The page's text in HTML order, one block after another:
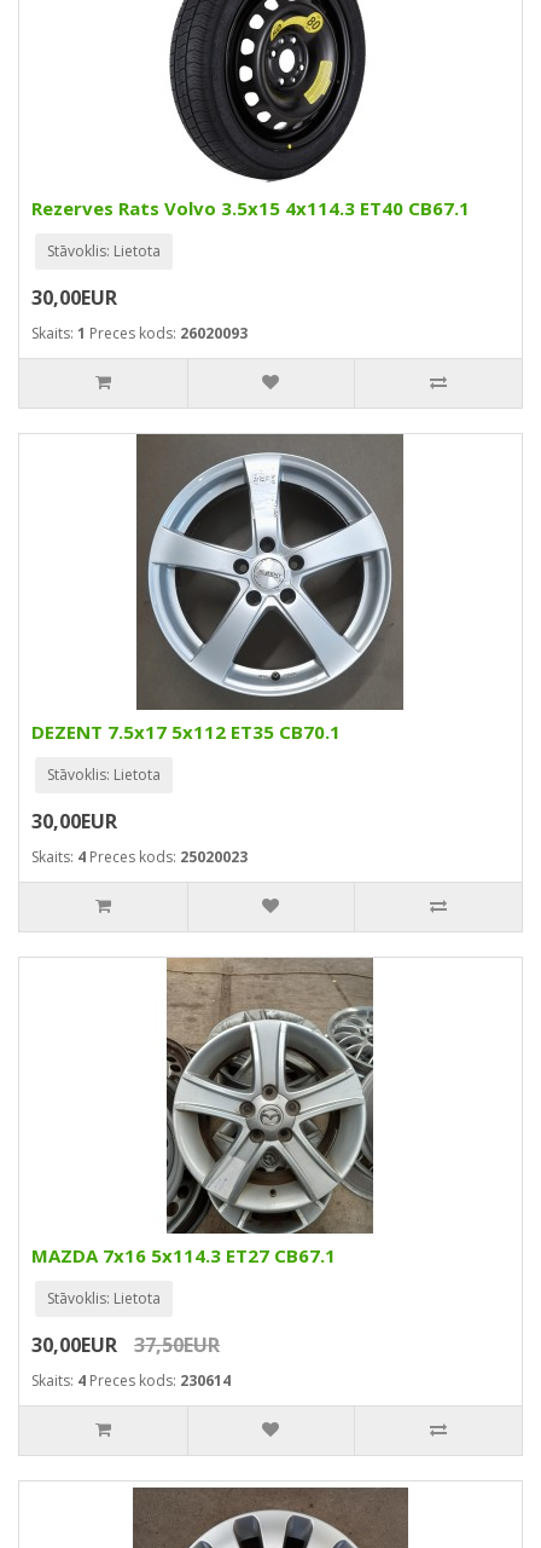
Rezerves Rats Volvo 3.5x15 4x114.3 ET40 CB67.1
Stāvoklis: Lietota
30,00EUR
Skaits: 1 Preces kods: 26020093
DEZENT 7.5x17 5x112 ET35 CB70.1
Stāvoklis: Lietota
30,00EUR
Skaits: 4 Preces kods: 25020023
MAZDA 7x16 5x114.3 ET27 CB67.1
Stāvoklis: Lietota
30,00EUR 37,50EUR
Skaits: 4 Preces kods: 230614